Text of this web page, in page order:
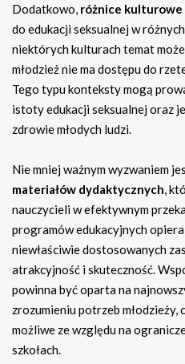
Dodatkowo, różnice kulturowe
do edukacji seksualnej w
niektórych kulturach temat
młodzież nie ma dostępu do
Tego typu konteksty mogą
istoty edukacji seksualnej oraz
zdrowie młodych ludzi.
Nie mniej ważnym wyzwaniem
materiałów dydaktycznych,
nauczycieli w efektywnym
programów edukacyjnych
niewłaściwie dostosowanych
atrakcyjność i skuteczność.
powinna być oparta na
zrozumieniu potrzeb
możliwe ze względu na
szkołach.